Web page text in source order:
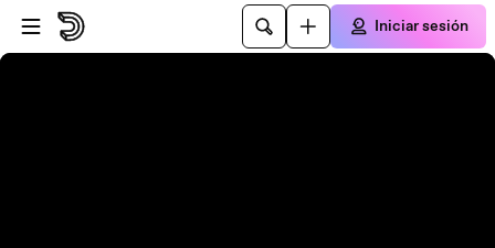
Saltar al reproductor
Saltar al contenido principal
Iniciar sesión